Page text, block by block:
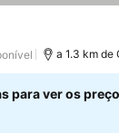
a 1.3 km de
para ver os